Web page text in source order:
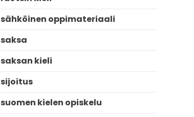
sähköinen oppimateriaali
saksa
saksan kieli
sijoitus
suomen kielen opiskelu